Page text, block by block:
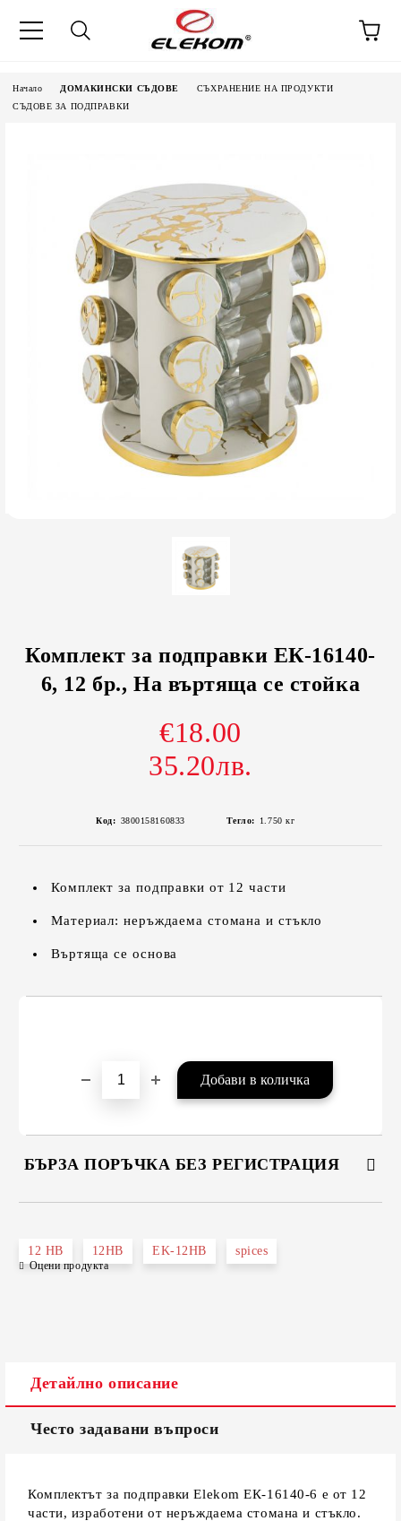
Начало ДОМАКИНСКИ СЪДОВЕ
СЪХРАНЕНИЕ НА ПРОДУКТИ
СЪДОВЕ ЗА ПОДПРАВКИ
Комплект за подправки ЕК-16140-
6, 12 бр., На въртяща се стойка
€18.00
35.20лв.
Код: 3800158160833 Тегло: 1.750 кг
Комплект за подправки от 12 части
Материал: неръждаема стомана и стъкло
Въртяща се основа
БЪРЗА ПОРЪЧКА БЕЗ РЕГИСТРАЦИЯ
12 HB 12HB EK-12HB spices
Оцени продукта
Детайлно описание
Често задавани въпроси
Комплектът за подправки Elekom ЕК-16140-6 е от 12
части, изработени от неръждаема стомана и стъкло.